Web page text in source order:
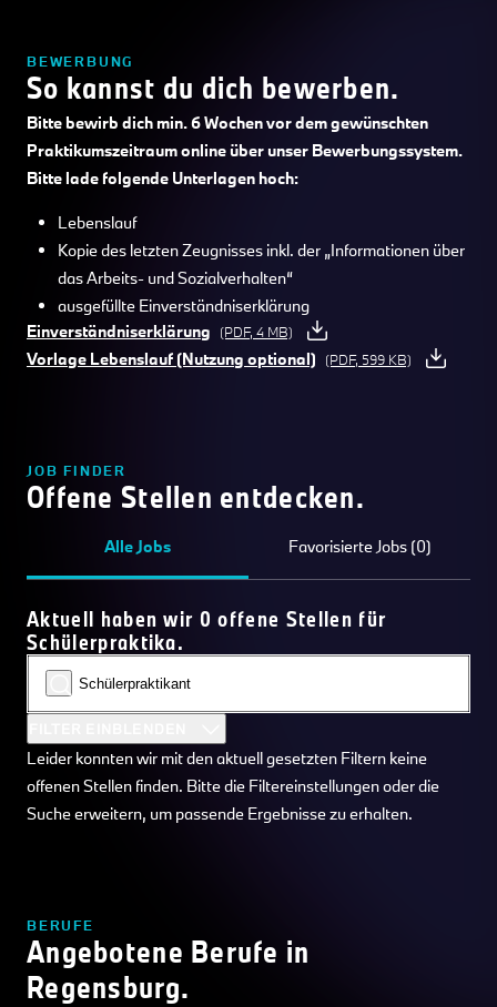
BEWERBUNG
So kannst du dich bewerben.
Bitte bewirb dich min. 6 Wochen vor dem gewünschten
Praktikumszeitraum online über unser Bewerbungssystem.
Bitte lade folgende Unterlagen hoch:
Lebenslauf
Kopie des letzten Zeugnisses inkl. der „Informationen über
das Arbeits- und Sozialverhalten“
ausgefüllte Einverständniserklärung
Einverständniserklärung
(PDF, 4 MB)
Vorlage Lebenslauf (Nutzung optional) (PDF, 599 KB)
JOB FINDER
Offene Stellen entdecken.
Alle Jobs Favorisierte Jobs (0)
Aktuell haben wir 0 offene Stellen für
Schülerpraktika.
Leider konnten wir mit den aktuell gesetzten Filtern keine
offenen Stellen finden. Bitte die Filtereinstellungen oder die
Suche erweitern, um passende Ergebnisse zu erhalten.
BERUFE
Angebotene Berufe in
Regensburg.